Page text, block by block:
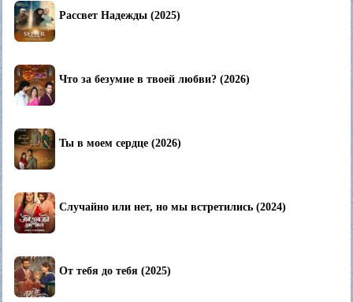
Рассвет Надежды (2025)
Что за безумие в твоей любви? (2026)
Ты в моем сердце (2026)
Случайно или нет, но мы встретились (2024)
От тебя до тебя (2025)